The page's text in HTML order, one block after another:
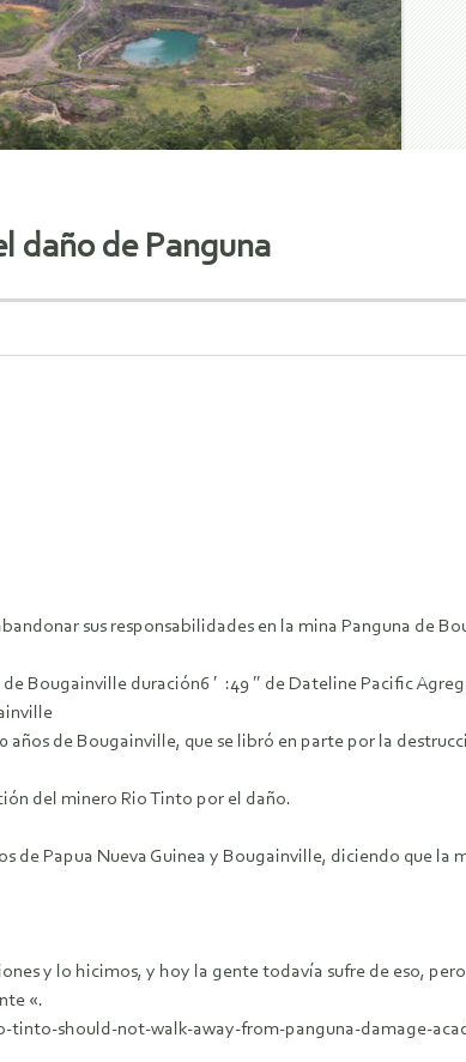
daño de Panguna
sus responsabilidades en la mina Panguna de
Bougainville duración6 ′ :49 ″ de Dateline Pacific
de Bougainville, que se libró en parte por la
del minero Rio Tinto por el daño.
de Papua Nueva Guinea y Bougainville, diciendo que la
y lo hicimos, y hoy la gente todavía sufre de eso,
«.
tinto-should-not-walk-away-from-panguna-damage-